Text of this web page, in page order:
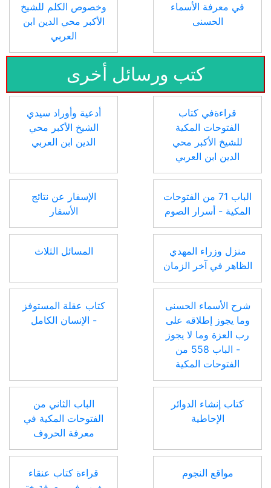
في معرفة الأسماء
الحسنى
وخصوص الكلم للشيخ
الأكبر محي الدين ابن
العربي
كتب ورسائل أخرى
قراءةفي كتاب
الفتوحات المكية
للشيخ الأكبر محي
الدين ابن العربي
أدعية وأوراد سيدي
الشيخ الأكبر محي
الدين ابن العربي
الباب 71 من الفتوحات
المكية - أسرار الصوم
الإسفار عن نتائج
الأسفار
منزل وزراء المهدي
الظاهر في آخر الزمان
المسائل الثلاث
شرح الأسماء الحسنى
وما يجوز إطلاقه على
رب العزة وما لا يجوز
- الباب 558 من
الفتوحات المكية
كتاب عقلة المستوفز
- الإنسان الكامل
كتاب إنشاء الدوائر
الإحاطية
الباب الثاني من
الفتوحات المكية في
معرفة الحروف
مواقع النجوم
قراءة كتاب عنقاء